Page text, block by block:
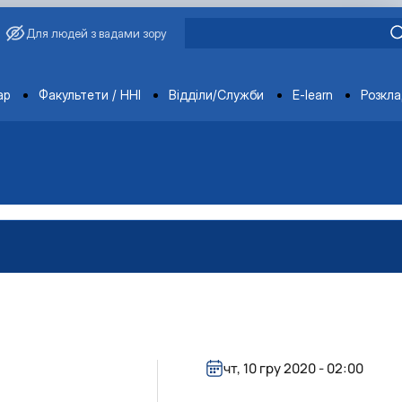
Для людей з вадами зору
Факультети / ННІ Відділи/Служби E-learn
чт, 10 гру 2020 - 02:00